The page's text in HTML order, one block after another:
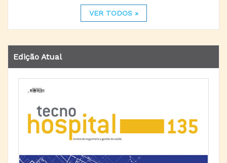
VER TODOS »
Edição Atual